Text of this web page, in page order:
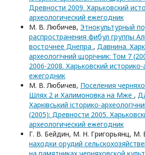
Древности 2009. Харьковский
археологический ежегодник
М. В. Любичев, Этнокультурный
распространения фибул группы
восточнее Днепра , Давнина.
археологічний щорічник: Том 7
2006-2008. Харьковский историко-
ежегодник
М. В. Любичев, Поселения
Шлях 2 и Халимоновка на Мже ,
Харківський історико-
(2005): Древности 2005.
археологический ежегодник
Г. В. Бейдин, М. Н. Григорьянц, М.
находки орудий